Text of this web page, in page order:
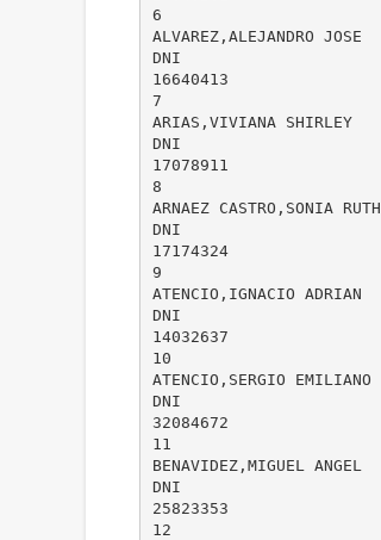
6
ALVAREZ,ALEJANDRO JOSE
DNI
16640413
7
ARIAS,VIVIANA SHIRLEY
DNI
17078911
8
ARNAEZ CASTRO,SONIA RUTH
DNI
17174324
9
ATENCIO,IGNACIO ADRIAN
DNI
14032637
10
ATENCIO,SERGIO EMILIANO
DNI
32084672
11
BENAVIDEZ,MIGUEL ANGEL
DNI
25823353
12